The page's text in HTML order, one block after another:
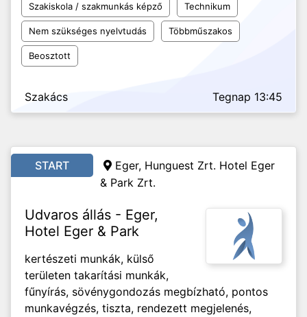
Szakiskola / szakmunkás képző Technikum
Nem szükséges nyelvtudás Többműszakos
Beosztott
Szakács Tegnap 13:45
START
Eger, Hunguest Zrt. Hotel Eger
& Park Zrt.
Udvaros állás - Eger,
Hotel Eger & Park
kertészeti munkák, külső
területen takarítási munkák,
fűnyírás, sövénygondozás megbízható, pontos
munkavégzés, tiszta, rendezett megjelenés,